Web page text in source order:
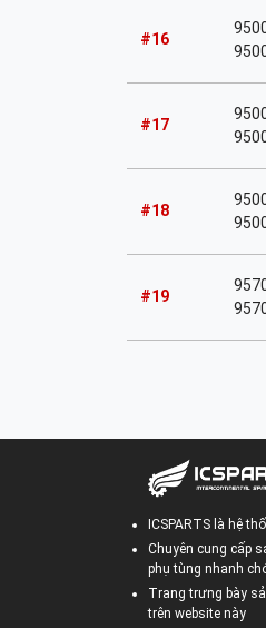
#16
#17
#18
#19
ICSPARTS là hệ
Chuyên cung cấp
phụ tùng nhanh
Trang trưng bày
trên website này